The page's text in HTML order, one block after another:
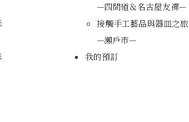
—四間道＆名古屋友禪—
接觸手工藝品與器皿之旅
—瀨戶市—
我的預訂